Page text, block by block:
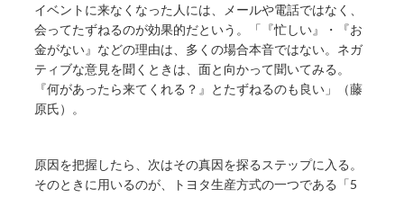
イベントに来なくなった人には、メールや電話ではなく、
会ってたずねるのが効果的だという。「『忙しい』・『お
金がない』などの理由は、多くの場合本音ではない。ネガ
ティブな意見を聞くときは、面と向かって聞いてみる。
『何があったら来てくれる？』とたずねるのも良い」（藤
原氏）。
原因を把握したら、次はその真因を探るステップに入る。
そのときに用いるのが、トヨタ生産方式の一つである「5